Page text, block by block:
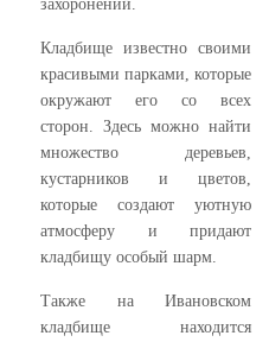
захоронений.
Кладбище известно своими
красивыми парками, которые
окружают его со всех
сторон. Здесь можно найти
множество деревьев,
кустарников и цветов,
которые создают уютную
атмосферу и придают
кладбищу особый шарм.
Также на Ивановском
кладбище находится